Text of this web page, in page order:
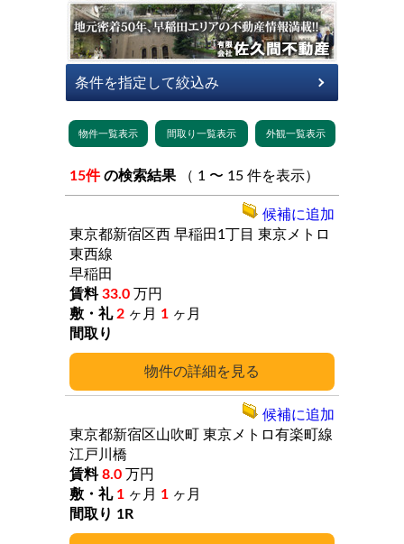
15件 の検索結果 （ 1 〜 15 件を表示）
詳細
東京都新宿区西 早稲田1丁目 東京メトロ
東西線
早稲田
33.0 万円
2 ヶ月 1 ヶ月
候補に追加
東京都新宿区山吹町 東京メトロ有楽町線
江戸川橋
8.0 万円
1 ヶ月 1 ヶ月
1R
候補に追加